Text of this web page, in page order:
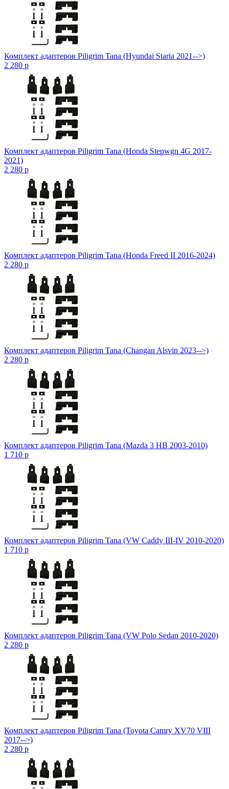
Комплект адаптеров Piligrim Tana (Hyundai Staria 2021-->)
2 280 p
Комплект адаптеров Piligrim Tana (Honda Stepwgn 4G 2017-
2021)
2 280 p
Комплект адаптеров Piligrim Tana (Honda Freed II 2016-2024)
2 280 p
Комплект адаптеров Piligrim Tana (Changan Alsvin 2023-->)
2 280 p
Комплект адаптеров Piligrim Tana (Mazda 3 HB 2003-2010)
1 710 p
Комплект адаптеров Piligrim Tana (VW Caddy III-IV 2010-2020)
1 710 p
Комплект адаптеров Piligrim Tana (VW Polo Sedan 2010-2020)
2 280 p
Комплект адаптеров Piligrim Tana (Toyota Camry XV70 VIII
2017-->)
2 280 p